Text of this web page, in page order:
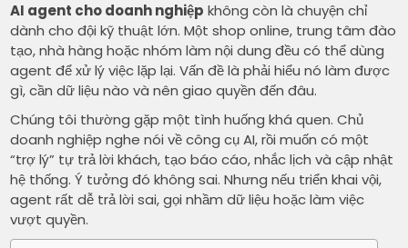
AI agent cho doanh nghiệp không còn là chuyện chỉ
dành cho đội kỹ thuật lớn. Một shop online, trung tâm đào
tạo, nhà hàng hoặc nhóm làm nội dung đều có thể dùng
agent để xử lý việc lặp lại. Vấn đề là phải hiểu nó làm được
gì, cần dữ liệu nào và nên giao quyền đến đâu.
Chúng tôi thường gặp một tình huống khá quen. Chủ
doanh nghiệp nghe nói về công cụ AI, rồi muốn có một
“trợ lý” tự trả lời khách, tạo báo cáo, nhắc lịch và cập nhật
hệ thống. Ý tưởng đó không sai. Nhưng nếu triển khai vội,
agent rất dễ trả lời sai, gọi nhầm dữ liệu hoặc làm việc
vượt quyền.